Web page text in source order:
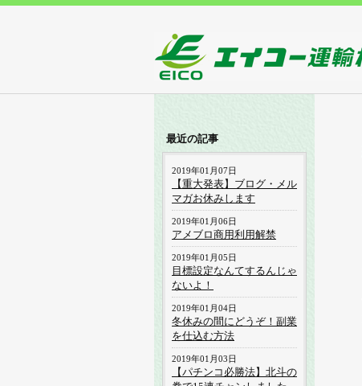
最近の記事
2019年01月07日
【重大発表】ブログ・メル
マガお休みします
2019年01月06日
アメブロ商用利用解禁
2019年01月05日
目標設定なんてするんじゃ
ないよ！
2019年01月04日
冬休みの間にどうぞ！副業
を仕込む方法
2019年01月03日
【パチンコ必勝法】北斗の